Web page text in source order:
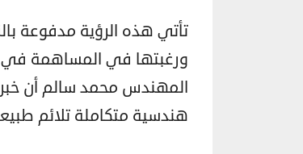
تأتي هذه الرؤية مدفوعة
ورغبتها في المساهمة في
المهندس محمد سالم أن
هندسية متكاملة تلائم